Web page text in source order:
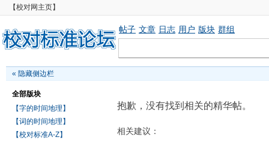
【校对网主页】
帖子 文章 日志 用户 版块 群组
« 隐藏侧边栏
全部版块
【字的时间地理】
【词的时间地理】
【校对标准A-Z】
抱歉，没有找到相关的精华帖。
相关建议：